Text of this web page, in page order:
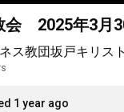
会 2025年3月
ス教団坂戸キリス
1 year ago